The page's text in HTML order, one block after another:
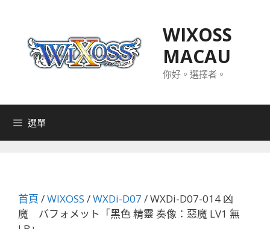
WIXOSS
MACAU
你好。選擇者。
選單
首頁 /WIXOSS /WXDi-D07 / WXDi-D07-014 凶
魔 バフォメット「黑色 精靈 奏像：惡魔 LV1 無